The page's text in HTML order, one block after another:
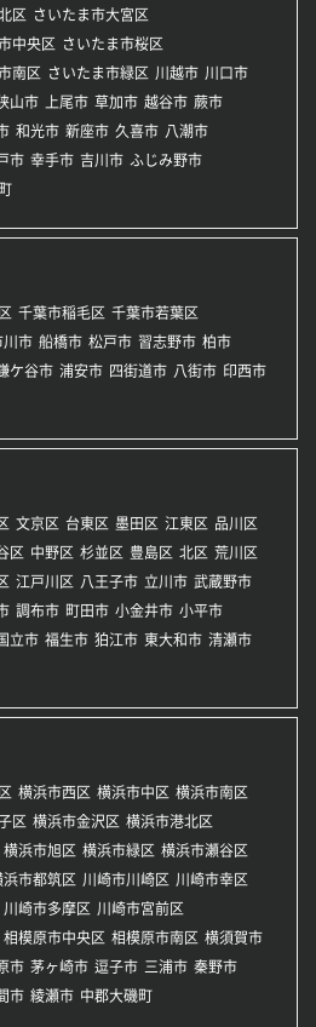
区
さいたま市大宮区
中央区
さいたま市桜区
南区 さいたま市緑区 川越市 川口市
山市 上尾市 草加市 越谷市 蕨市
和光市 新座市 久喜市 八潮市
市 幸手市 吉川市 ふじみ野市
千葉市稲毛区 千葉市若葉区
川市 船橋市 松戸市 習志野市 柏市
ケ谷市 浦安市 四街道市 八街市 印西市
文京区 台東区 墨田区 江東区 品川区
区 中野区 杉並区 豊島区 北区 荒川区
江戸川区 八王子市 立川市 武蔵野市
調布市 町田市 小金井市 小平市
立市 福生市 狛江市 東大和市 清瀬市
横浜市西区 横浜市中区 横浜市南区
区 横浜市金沢区 横浜市港北区
横浜市旭区 横浜市緑区 横浜市瀬谷区
浜市都筑区 川崎市川崎区 川崎市幸区
川崎市多摩区 川崎市宮前区
相模原市中央区 相模原市南区 横須賀市
市 茅ヶ崎市 逗子市 三浦市 秦野市
市 綾瀬市 中郡大磯町